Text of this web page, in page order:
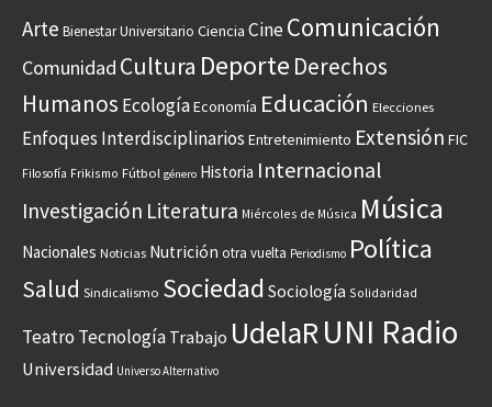
Arte Bienestar Universitario Ciencia CineComunicación
Comunidad Cultura Deporte Derechos
Humanos EcologíaEconomía Educación Elecciones
Enfoques Interdisciplinarios Entretenimiento Extensión FIC
Filosofía Frikismo Fútbol género Historia Internacional
Investigación Literatura Miércoles de Música Música
Nacionales Noticias Nutrición otra vuelta Periodismo Política
Salud Sindicalismo Sociedad Sociología Solidaridad
Teatro Tecnología Trabajo UdelaR UNI Radio
Universidad Universo Alternativo